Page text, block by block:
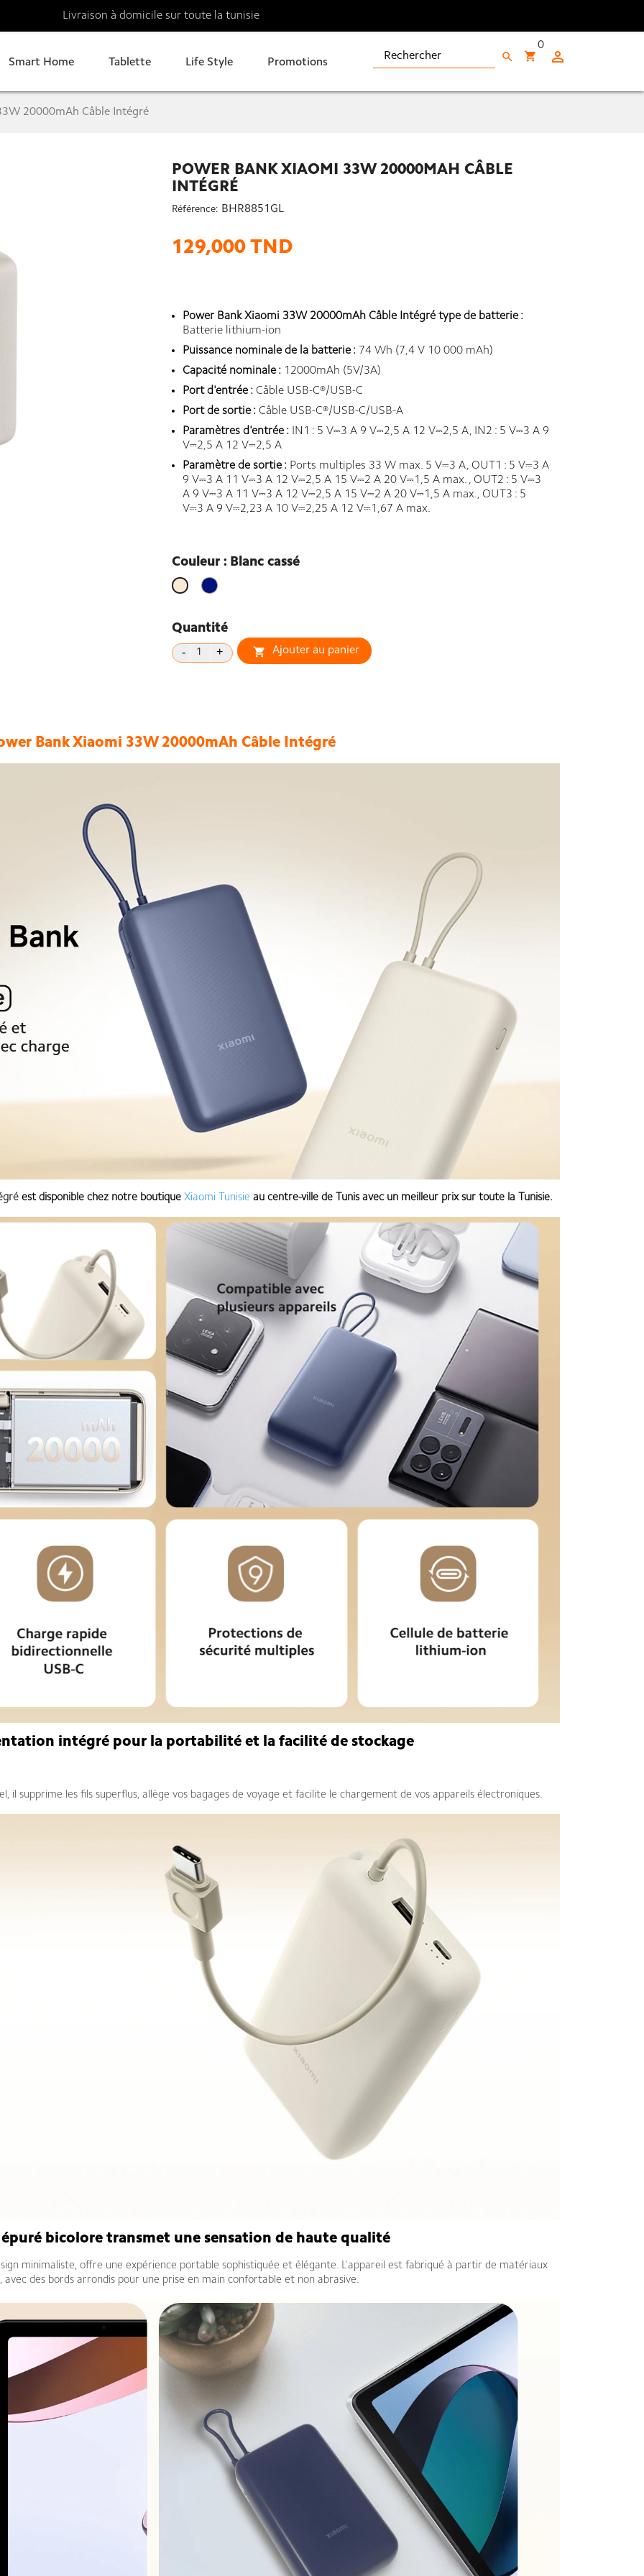
Livraison à domicile sur toute la tunisie
Smart Home Tablette Life Style Promotions 
shopping_cart
0
search
20000mAh Câble Intégré
POWER BANK XIAOMI 33W 20000MAH CÂBLE
INTÉGRÉ
Référence: BHR8851GL
129,000 TND
Power Bank Xiaomi 33W 20000mAh Câble Intégré type de batterie :
Batterie lithium-ion
Puissance nominale de la batterie : 74 Wh (7,4 V 10 000 mAh)
Capacité nominale : 12000mAh (5V/3A)
Port d'entrée : Câble USB-C®/USB-C
Port de sortie : Câble USB-C®/USB-C/USB-A
Paramètres d'entrée : IN1 : 5 V⎓3 A 9 V⎓2,5 A 12 V⎓2,5 A, IN2 : 5 V⎓3 A 9
V⎓2,5 A 12 V⎓2,5 A
Paramètre de sortie : Ports multiples 33 W max. 5 V⎓3 A, OUT1 : 5 V⎓3 A
9 V⎓3 A 11 V⎓3 A 12 V⎓2,5 A 15 V⎓2 A 20 V⎓1,5 A max. , OUT2 : 5 V⎓3
A 9 V⎓3 A 11 V⎓3 A 12 V⎓2,5 A 15 V⎓2 A 20 V⎓1,5 A max., OUT3 : 5
V⎓3 A 9 V⎓2,23 A 10 V⎓2,25 A 12 V⎓1,67 A max.
Couleur : Blanc cassé
Blanc
Bleu
Quantité
 Ajouter au panier
Bank Xiaomi 33W 20000mAh Câble Intégré
est disponible chez notre boutique Xiaomi Tunisie au centre-ville de Tunis avec un meilleur prix sur toute la Tunisie.
intégré pour la portabilité et la facilité de stockage
il supprime les fils superflus, allège vos bagages de voyage et facilite le chargement de vos appareils électroniques.
épuré bicolore transmet une sensation de haute qualité
minimaliste, offre une expérience portable sophistiquée et élégante. L'appareil est fabriqué à partir de matériaux
avec des bords arrondis pour une prise en main confortable et non abrasive.